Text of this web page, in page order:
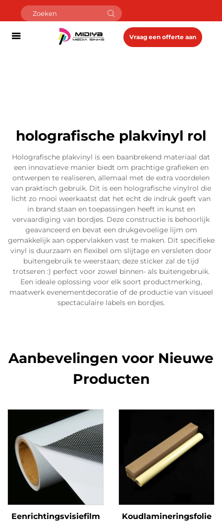
Vraag een offerte aan
holografische plakvinyl rol
Holografische plakvinyl is een baanbrekend materiaal dat
een innovatieve manier biedt om prachtige grafieken en
ontwerpen te realiseren, allemaal met de extra voordelen
van praktisch gebruik. Dit is een holografische vinylrol die
licht zo mooi weerkaatst dat het echt de indruk geeft van
in brand staan en toepassingen heeft in kunst en
vervaardiging van bordjes. Deze constructie is behoorlijk
geavanceerd en bevat een drukgevoelige lijm om
gemakkelijk aan oppervlakken vast te maken. Dit specifieke
vinyl is duurzaam en flexibel om slijtage en versleten door
buitengebruik te weerstaan; deze sticker zal de tijd
trotseren :) perfect voor zowel binnen- als buitengebruik.
Een ideale oplossing voor elk soort productmerking,
maatwerk evenementdecoratie of de productie van visueel
spectaculaire labels en bordjes.
Aanbevelingen voor Nieuwe
Producten
Eenrichtingsvisiefilm
Koudlamineringsfolie